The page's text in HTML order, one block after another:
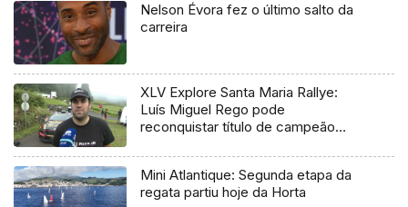
Nelson Évora fez o último salto da
carreira
XLV Explore Santa Maria Rallye:
Luís Miguel Rego pode
reconquistar título de campeão
Mini Atlantique: Segunda etapa da
regata partiu hoje da Horta